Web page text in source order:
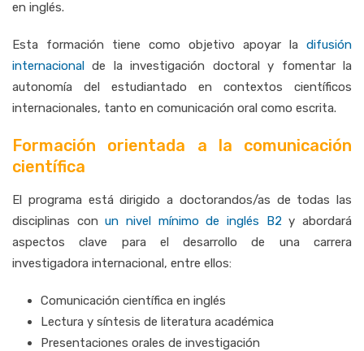
en inglés.
Esta formación tiene como objetivo apoyar la difusión
internacional de la investigación doctoral y fomentar la
autonomía del estudiantado en contextos científicos
internacionales, tanto en comunicación oral como escrita.
Formación orientada a la comunicación
científica
El programa está dirigido a doctorandos/as de todas las
disciplinas con un nivel mínimo de inglés B2 y abordará
aspectos clave para el desarrollo de una carrera
investigadora internacional, entre ellos:
Comunicación científica en inglés
Lectura y síntesis de literatura académica
Presentaciones orales de investigación